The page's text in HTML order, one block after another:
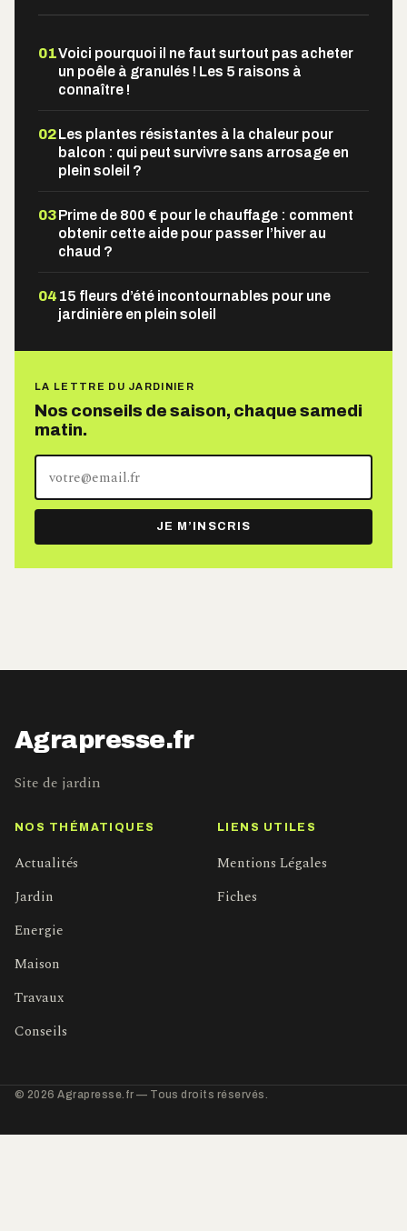
01Voici pourquoi il ne faut surtout pas acheter
un poêle à granulés ! Les 5 raisons à
connaître !
02Les plantes résistantes à la chaleur pour
balcon : qui peut survivre sans arrosage en
plein soleil ?
03Prime de 800 € pour le chauffage : comment
obtenir cette aide pour passer l’hiver au
chaud ?
04 15 fleurs d’été incontournables pour une
jardinière en plein soleil
LA LETTRE DU JARDINIER
Nos conseils de saison, chaque samedi
matin.
adresse
e-
mail
JE M’INSCRIS
Agrapresse.fr
Site de jardin
NOS THÉMATIQUES
Actualités
Jardin
Energie
Maison
Travaux
Conseils
LIENS UTILES
Mentions Légales
Fiches
© 2026 Agrapresse.fr — Tous droits réservés.